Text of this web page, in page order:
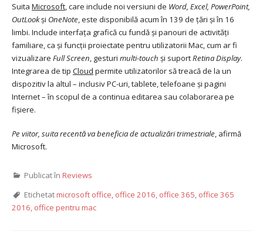
Suita Microsoft, care include noi versiuni de Word, Excel, PowerPoint,
OutLookși OneNote, este disponibilă acum în 139 de țări și în 16
limbi. Include interfața grafică cu fundă și panouri de activități
familiare, ca și funcții proiectate pentru utilizatorii Mac, cum ar fi
vizualizare Full Screen, gesturi multi-touch și suportRetina Display.
Integrarea de tip Cloud permite utilizatorilor să treacă de la un
dispozitiv la altul – inclusiv PC-uri, tablete, telefoane și pagini
Internet – în scopul de a continua editarea sau colaborarea pe
fișiere.
Pe viitor, suita recentă va beneficia de actualizări trimestriale, afirmă
Microsoft.
Publicat în Reviews
Etichetatmicrosoft office, office 2016, office 365, office 365
2016, office pentru mac